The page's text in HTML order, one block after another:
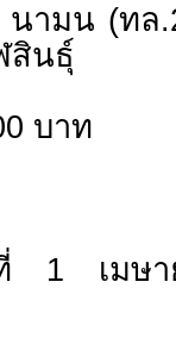
ามน (ทล
สินธุ์
บาท
นที่ 1 เม